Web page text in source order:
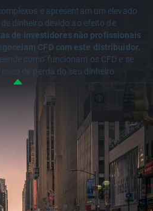
e apresentam um elevado
dinheiro devido ao efeito de
de investidores não profissionais
CFD com este distribuidor.
como funcionam os CFD e se
de perda do seu dinheiro.